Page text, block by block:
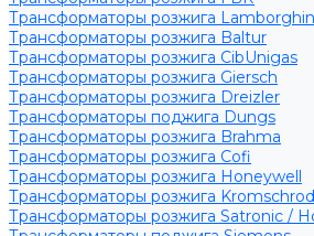
Трансформаторы розжига
Трансформаторы розжига Baltur
Трансформаторы розжига CibUnigas
Трансформаторы розжига Giersch
Трансформаторы розжига Dreizler
Трансформаторы поджига Dungs
Трансформаторы розжига Brahma
Трансформаторы розжига Cofi
Трансформаторы розжига Honeywell
Трансформаторы розжига
Трансформаторы розжига Satronic /